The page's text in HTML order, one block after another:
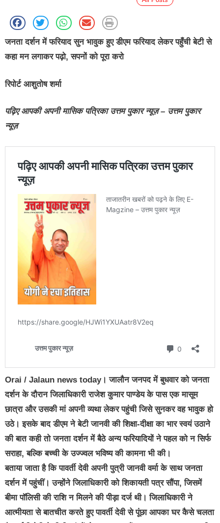
जनता दर्शन में फरियाद सुन भावुक हुए डीएम फरियाद लेकर पहुँची बेटी से
कहा मन लगाकर पढ़ो, सपनों को पूरा करो
रिपोर्ट आशुतोष शर्मा
पढ़िए आपकी अपनी मासिक पत्रिका उत्तम पुकार न्यूज़ – उत्तम पुकार
न्यूज़
Orai / Jalaun news today। जालौन जनपद में बुधवार को जनता
दर्शन के दौरान जिलाधिकारी राजेश कुमार पाण्डेय के पास एक मासूम
छात्रा और उसकी मां अपनी व्यथा लेकर पहुंची जिसे सुनकर वह भावुक हो
उठे। इसके बाद डीएम ने बेटी जानवी की शिक्षा-दीक्षा का भार स्वयं उठाने
की बात कही तो जनता दर्शन में बैठे अन्य फरियादियों ने पहल को न सिर्फ
सराहा, बल्कि बच्ची के उज्ज्वल भविष्य की कामना भी की।
बताया जाता है कि पावर्ती देवी अपनी पुत्री जानवी वर्मा के साथ जनता
दर्शन में पहुंचीं। उन्होंने जिलाधिकारी को शिकायती पत्र सौंपा, जिसमें
बीमा पॉलिसी की राशि न मिलने की पीड़ा दर्ज थी। जिलाधिकारी ने
आत्मीयता से बातचीत करते हुए पावर्ती देवी से पूंछा आपका घर कैसे चलता